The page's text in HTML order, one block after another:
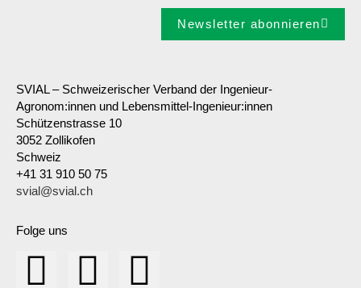
Newsletter abonnieren
SVIAL – Schweizerischer Verband der Ingenieur-
Agronom:innen und Lebensmittel-Ingenieur:innen
Schützenstrasse 10
3052 Zollikofen
Schweiz
+41 31 910 50 75
svial@svial.ch
Folge uns